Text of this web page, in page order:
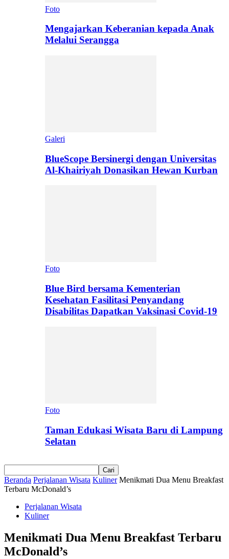
Foto
Mengajarkan Keberanian kepada Anak
Melalui Serangga
Galeri
BlueScope Bersinergi dengan Universitas
Al-Khairiyah Donasikan Hewan Kurban
Foto
Blue Bird bersama Kementerian
Kesehatan Fasilitasi Penyandang
Disabilitas Dapatkan Vaksinasi Covid-19
Foto
Taman Edukasi Wisata Baru di Lampung
Selatan
Beranda Perjalanan Wisata Kuliner Menikmati Dua Menu Breakfast
Terbaru McDonald’s
Perjalanan Wisata
Kuliner
Menikmati Dua Menu Breakfast Terbaru
McDonald’s